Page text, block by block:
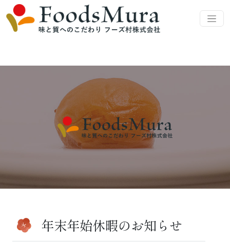
年末年始休暇のお知らせ